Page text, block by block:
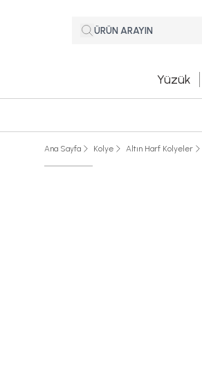
Yüzük
Ana Sayfa Kolye Altın Harf Kolyeler